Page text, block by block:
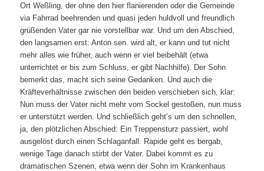
Ort Weßling, der ohne den hier flanierenden oder die Gemeinde
via Fahrrad beehrenden und quasi jeden huldvoll und freundlich
grüßenden Vater gar nie vorstellbar war. Und um den Abschied,
den langsamen erst: Anton sen. wird alt, er kann und tut nicht
mehr alles wie früher, auch wenn er viel beibehält (etwa
unterrichtet er bis zum Schluss, er gibt Nachhilfe). Der Sohn
bemerkt das, macht sich seine Gedanken. Und auch die
Kräfteverhältnisse zwischen den beiden verschieben sich, klar:
Nun muss der Vater nicht mehr vom Sockel gestoßen, nun muss
er unterstützt werden. Und schließlich geht’s um den schnellen,
ja, den plötzlichen Abschied: Ein Treppensturz passiert, wohl
ausgelöst durch einen Schlaganfall. Rapide geht es bergab,
wenige Tage danach stirbt der Vater. Dabei kommt es zu
dramatischen Szenen, etwa wenn der Sohn im Krankenhaus